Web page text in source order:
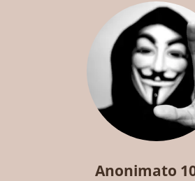
Anonimato